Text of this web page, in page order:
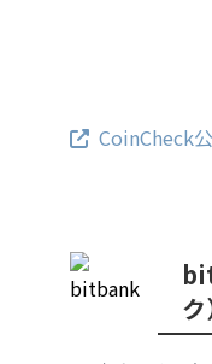
CoinCheck
ク